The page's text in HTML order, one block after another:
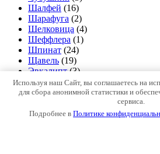
Шалфей (16)
Шарафуга (2)
Шелковица (4)
Шеффлера (1)
Шпинат (24)
Щавель (19)
Эвкалипт (3)
Эдельвейс (2)
Энотера (3)
Эрика (3)
Используя наш Сайт, вы соглашаетесь на
для сбора анонимной статистики и
сервиса.
Подробнее вПолитике